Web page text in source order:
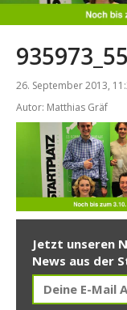
26. September 2013,
Autor: Matthias Gräf
Jetzt unseren
News aus der